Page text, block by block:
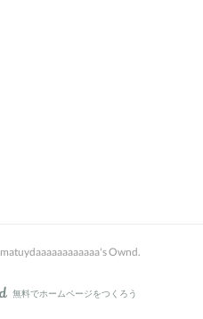
matuydaaaaaaaaaaaa's Ownd.
AmebaOwnd
無料でホームページをつくろう